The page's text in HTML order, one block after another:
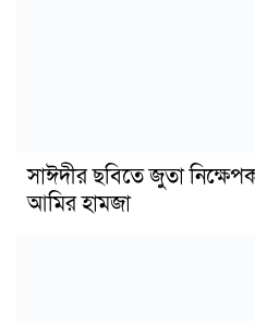
সাঈদীর ছবিতে জুতা
আমির হামজা